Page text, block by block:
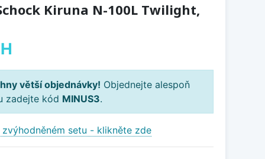
Kiruna N-100L Twilight,
větší objednávky! Objednejte alespoň
zadejte kód MINUS3.
setu - klikněte zde